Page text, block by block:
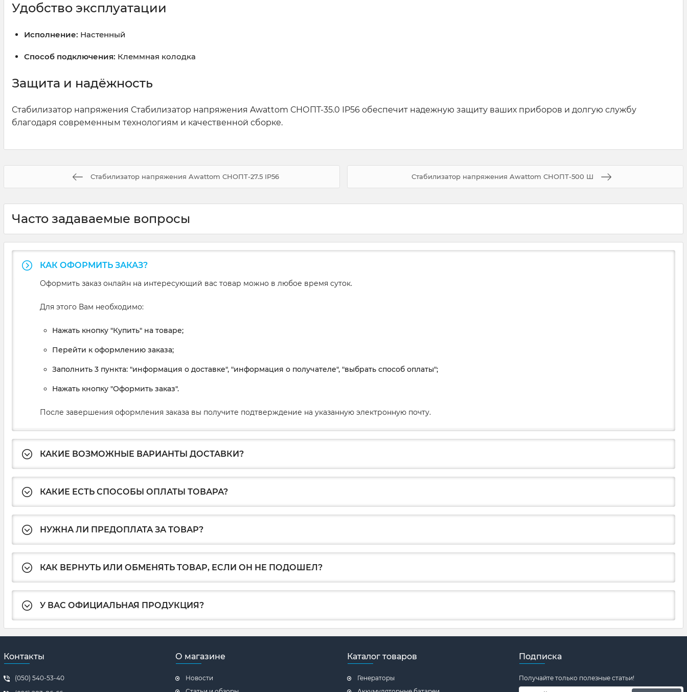
Удобство эксплуатации
Исполнение: Настенный
Способ подключения: Клеммная колодка
Защита и надёжность
Стабилизатор напряжения Стабилизатор напряжения Awattom СНОПТ-35.0 ІР56 обеспечит надежную защиту ваших приборов и долгую службу
благодаря современным технологиям и качественной сборке.
Стабилизатор напряжения Awattom СНОПТ-27.5 ІР56 Стабилизатор напряжения Awattom СНОПТ-500 Ш
Часто задаваемые вопросы
КАК ОФОРМИТЬ ЗАКАЗ?
Оформить заказ онлайн на интересующий вас товар можно в любое время суток.
Для этого Вам необходимо:
Нажать кнопку "Купить" на товаре;
Перейти к оформлению заказа;
Заполнить 3 пункта: "информация о доставке", "информация о получателе", "выбрать способ оплаты";
Нажать кнопку "Оформить заказ".
После завершения оформления заказа вы получите подтверждение на указанную электронную почту.
КАКИЕ ВОЗМОЖНЫЕ ВАРИАНТЫ ДОСТАВКИ?
КАКИЕ ЕСТЬ СПОСОБЫ ОПЛАТЫ ТОВАРА?
НУЖНА ЛИ ПРЕДОПЛАТА ЗА ТОВАР?
КАК ВЕРНУТЬ ИЛИ ОБМЕНЯТЬ ТОВАР, ЕСЛИ ОН НЕ ПОДОШЕЛ?
У ВАС ОФИЦИАЛЬНАЯ ПРОДУКЦИЯ?
Контакты
(050) 540-53-40
О магазине
Новости
Каталог товаров
Генераторы
Подписка
Получайте только полезные статьи!